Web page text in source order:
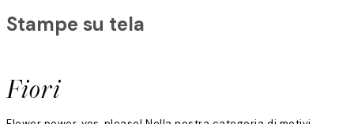
Fiori
Stampe su tela